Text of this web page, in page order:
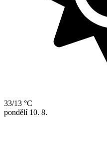
33/13 °C
pondělí 10. 8.